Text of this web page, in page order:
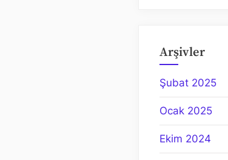
Arşivler
Şubat 2025
Ocak 2025
Ekim 2024